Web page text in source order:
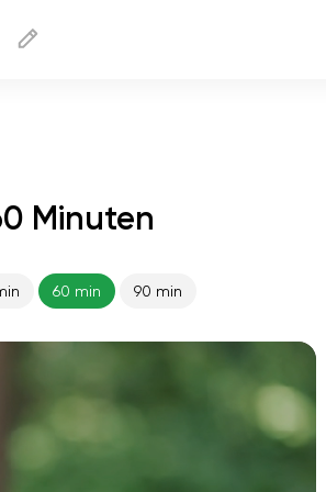
Minuten
60 min 90 min
seele